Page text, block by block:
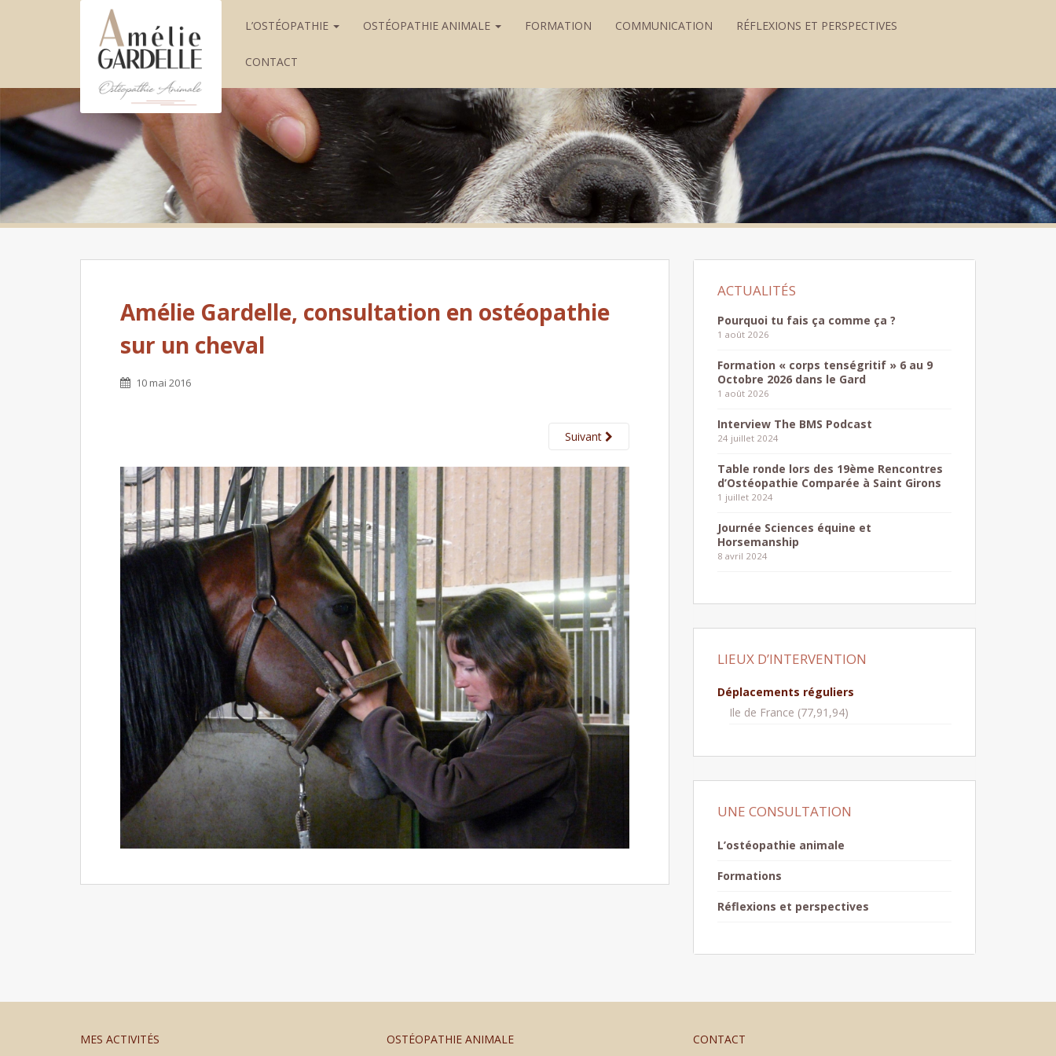
L’OSTÉOPATHIE OSTÉOPATHIE ANIMALE FORMATION COMMUNICATION RÉFLEXIONS ET PERSPECTIVES
CONTACT
Amélie Gardelle, consultation en ostéopathie
sur un cheval
10 mai 2016
Suivant
Pourquoi tu fais ça comme ça ?
1 août 2026
Formation « corps tenségritif » 6 au 9
Octobre 2026 dans le Gard
1 août 2026
Interview The BMS Podcast
24 juillet 2024
Table ronde lors des 19ème Rencontres
d’Ostéopathie Comparée à Saint Girons
1 juillet 2024
Journée Sciences équine et
Horsemanship
8 avril 2024
LIEUX D’INTERVENTION
Déplacements réguliers
Ile de France (77,91,94)
UNE CONSULTATION
L’ostéopathie animale
Formations
Réflexions et perspectives
MES ACTIVITÉS OSTÉOPATHIE ANIMALE CONTACT